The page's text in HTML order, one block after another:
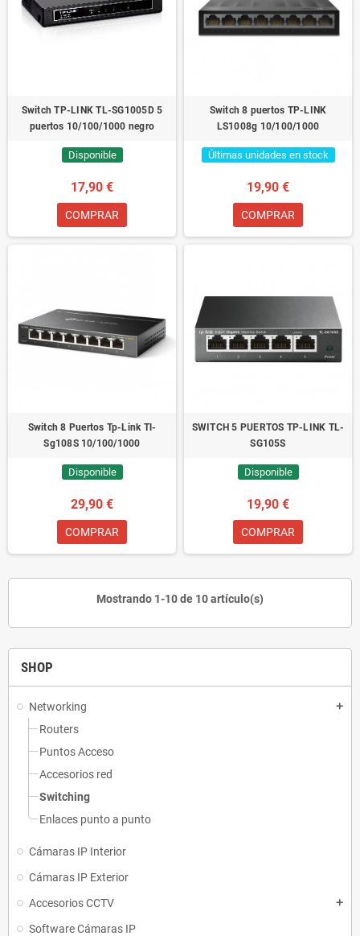
SHOP
Networking add
Routers
Puntos Acceso
Accesorios red
Switching
Enlaces punto a punto
Cámaras IP Interior
Cámaras IP Exterior
Accesorios CCTV
add
Software Cámaras IP
Switch TP-LINK TL-SG1005D 5
puertos 10/100/1000 negro
Disponible
17,90 €
COMPRAR
Switch 8 puertos TP-LINK
LS1008g 10/100/1000
Últimas unidades en stock
19,90 €
COMPRAR
Switch 8 Puertos Tp-Link Tl-
Sg108S 10/100/1000
Disponible
29,90 €
COMPRAR
SWITCH 5 PUERTOS TP-LINK TL-
SG105S
Disponible
19,90 €
COMPRAR
Mostrando 1-10 de 10 artículo(s)